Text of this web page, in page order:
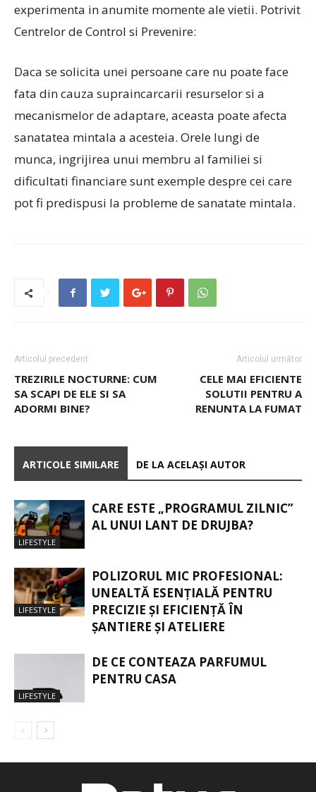
experimenta in anumite momente ale vietii. Potrivit
Centrelor de Control si Prevenire:
Daca se solicita unei persoane care nu poate face
fata din cauza supraincarcarii resurselor si a
mecanismelor de adaptare, aceasta poate afecta
sanatatea mintala a acesteia. Orele lungi de
munca, ingrijirea unui membru al familiei si
dificultati financiare sunt exemple despre cei care
pot fi predispusi la probleme de sanatate mintala.
Articolul precedent
TREZIRILE NOCTURNE: CUM
SA SCAPI DE ELE SI SA
ADORMI BINE?
Articolul următor
CELE MAI EFICIENTE
SOLUTII PENTRU A
RENUNTA LA FUMAT
ARTICOLE SIMILARE DE LA ACELAȘI AUTOR
LIFESTYLE
CARE ESTE „PROGRAMUL ZILNIC”
AL UNUI LANT DE DRUJBA?
LIFESTYLE
POLIZORUL MIC PROFESIONAL:
UNEALTĂ ESENȚIALĂ PENTRU
PRECIZIE ȘI EFICIENȚĂ ÎN
ȘANTIERE ȘI ATELIERE
LIFESTYLE
DE CE CONTEAZA PARFUMUL
PENTRU CASA